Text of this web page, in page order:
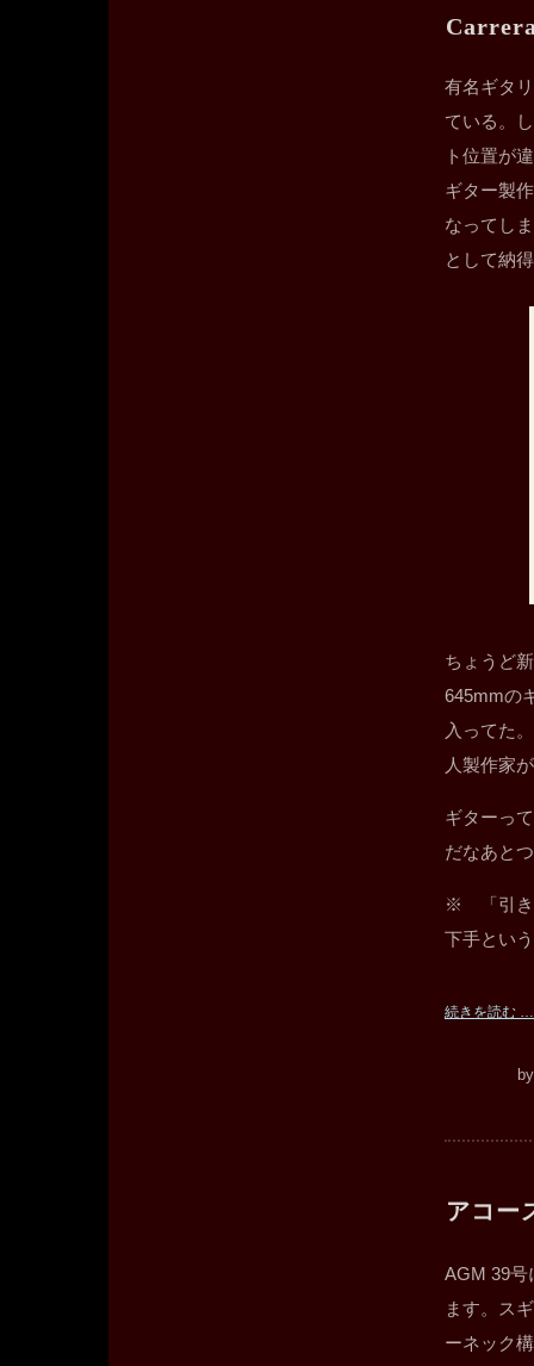
有名ギタ
ている。
ト位置が
ギター製
なってし
として納
ちょうど
645mmの
入ってた
人製作家
ギターっ
だなあと
※ 「引き
下手とい
続きを読む …
アコー
AGM 39号
ます。ス
ーネック